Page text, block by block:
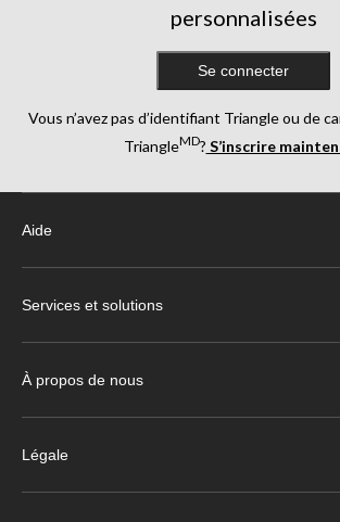
personnalisées
Se connecter
Vous n’avez pas d’identifiant Triangle ou de
TriangleMD? S’inscrire
Aide
Services et solutions
À propos de nous
Légale